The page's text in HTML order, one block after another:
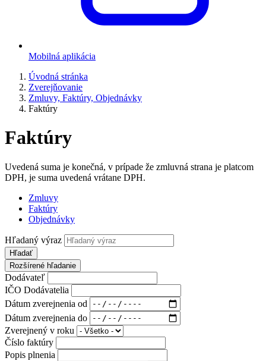
Mobilná aplikácia
Úvodná stránka
Zverejňovanie
Zmluvy, Faktúry, Objednávky
Faktúry
Faktúry
Uvedená suma je konečná, v prípade že zmluvná strana je platcom
DPH, je suma uvedená vrátane DPH.
Zmluvy
Faktúry
Objednávky
Hľadaný výraz
Hľadať
Rozšírené hľadanie
Dodávateľ
IČO Dodávatelia
Dátum zverejnenia od
Dátum zverejnenia do
Zverejnený v roku
Číslo faktúry
Popis plnenia